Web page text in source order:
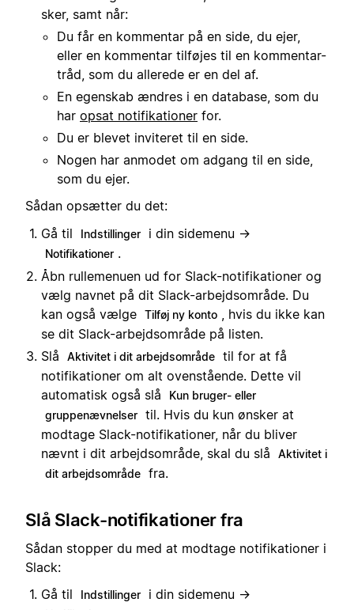
sker, samt når:
Du får en kommentar på en side, du ejer,
eller en kommentar tilføjes til en kommentar-
tråd, som du allerede er en del af.
En egenskab ændres i en database, som du
har opsat notifikationer for.
Du er blevet inviteret til en side.
Nogen har anmodet om adgang til en side,
som du ejer.
Sådan opsætter du det:
Gå til
Indstillinger i din sidemenu →
Notifikationer .
Åbn rullemenuen ud for Slack-notifikationer og
vælg navnet på dit Slack-arbejdsområde. Du
kan også vælge Tilføj ny konto
, hvis du ikke kan
se dit Slack-arbejdsområde på listen.
Slå
Aktivitet i dit arbejdsområde til for at få
notifikationer om alt ovenstående. Dette vil
automatisk også slå
Kun bruger- eller
gruppenævnelser til. Hvis du kun ønsker at
modtage Slack-notifikationer, når du bliver
nævnt i dit arbejdsområde, skal du slå
Aktivitet i
dit arbejdsområde fra.
Slå Slack-notifikationer fra
Sådan stopper du med at modtage notifikationer i
Slack:
Gå til
Indstillinger i din sidemenu →